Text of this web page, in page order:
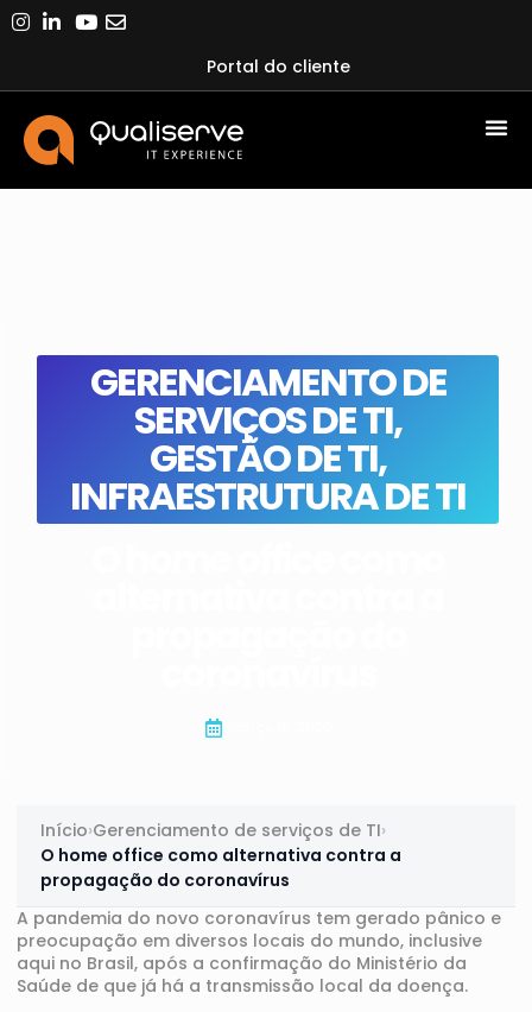
Portal do cliente
GERENCIAMENTO DE
SERVIÇOS DE TI,
GESTÃO DE TI,
INFRAESTRUTURA DE TI
Início›Gerenciamento de serviços de TI›
O home office como alternativa contra a
propagação do coronavírus
A pandemia do novo coronavírus tem gerado pânico e
preocupação em diversos locais do mundo, inclusive
aqui no Brasil, após a confirmação do Ministério da
Saúde de que já há a transmissão local da doença.